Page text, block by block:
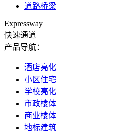
道路桥梁
Expressway
快速通道
产品导航：
酒店亮化
小区住宅
学校亮化
市政楼体
商业楼体
地标建筑